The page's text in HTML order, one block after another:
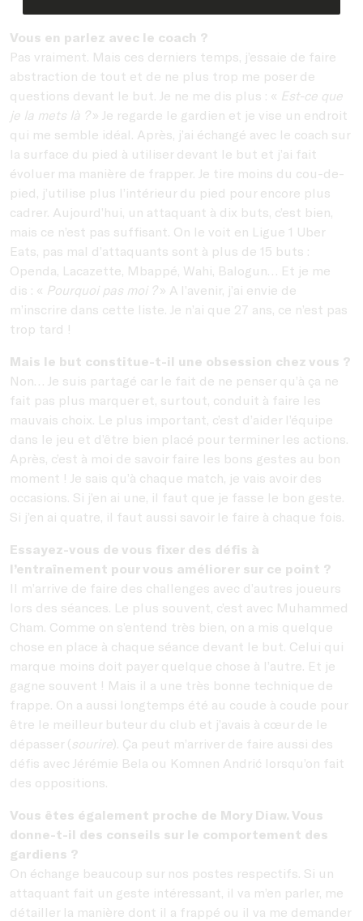
Vous en parlez avec le coach ?
Pas vraiment. Mais ces derniers temps, j’essaie de faire
abstraction de tout et de ne plus trop me poser de
questions devant le but. Je ne me dis plus : « Est-ce que
je la mets là ?» Je regarde le gardien et je vise un endroit
qui me semble idéal. Après, j’ai échangé avec le coach sur
la surface du pied à utiliser devant le but et j’ai fait
évoluer ma manière de frapper. Je tire moins du cou-de-
pied, j’utilise plus l’intérieur du pied pour encore plus
cadrer. Aujourd’hui, un attaquant à dix buts, c’est bien,
mais ce n’est pas suffisant. On le voit en Ligue 1 Uber
Eats, pas mal d’attaquants sont à plus de 15 buts :
Openda, Lacazette, Mbappé, Wahi, Balogun… Et je me
dis : « Pourquoi pas moi ?» A l’avenir, j’ai envie de
m’inscrire dans cette liste. Je n’ai que 27 ans, ce n’est pas
trop tard !
Mais le but constitue-t-il une obsession chez vous ?
Non… Je suis partagé car le fait de ne penser qu’à ça ne
fait pas plus marquer et, surtout, conduit à faire les
mauvais choix. Le plus important, c’est d’aider l’équipe
dans le jeu et d’être bien placé pour terminer les actions.
Après, c’est à moi de savoir faire les bons gestes au bon
moment ! Je sais qu’à chaque match, je vais avoir des
occasions. Si j’en ai une, il faut que je fasse le bon geste.
Si j’en ai quatre, il faut aussi savoir le faire à chaque fois.
Essayez-vous de vous fixer des défis à
l’entraînement pour vous améliorer sur ce point ?
Il m’arrive de faire des challenges avec d’autres joueurs
lors des séances. Le plus souvent, c’est avec Muhammed
Cham. Comme on s’entend très bien, on a mis quelque
chose en place à chaque séance devant le but. Celui qui
marque moins doit payer quelque chose à l’autre. Et je
gagne souvent ! Mais il a une très bonne technique de
frappe. On a aussi longtemps été au coude à coude pour
être le meilleur buteur du club et j’avais à cœur de le
dépasser (sourire). Ça peut m’arriver de faire aussi des
défis avec Jérémie Bela ou Komnen Andrić lorsqu’on fait
des oppositions.
Vous êtes également proche de Mory Diaw. Vous
donne-t-il des conseils sur le comportement des
gardiens ?
On échange beaucoup sur nos postes respectifs. Si un
attaquant fait un geste intéressant, il va m’en parler, me
détailler la manière dont il a frappé ou il va me demander